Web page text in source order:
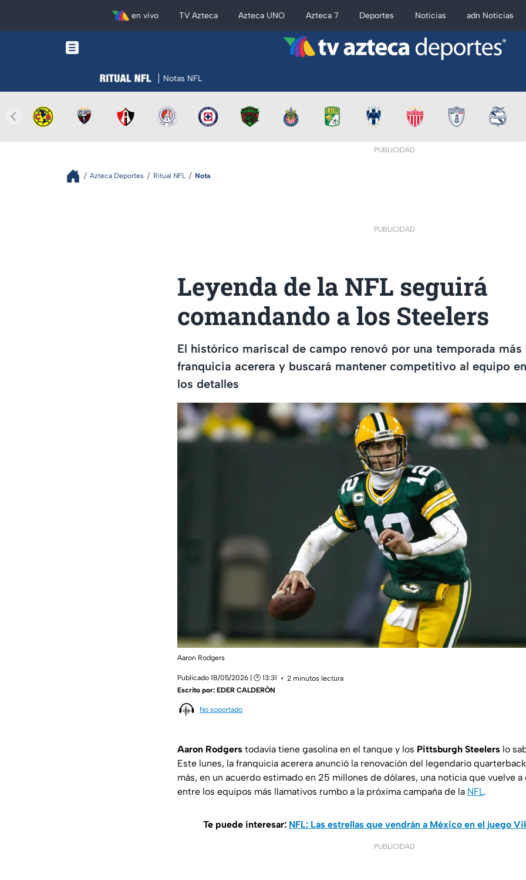
en vivo TV Azteca Azteca UNO Azteca 7 Deportes Noticias adn Noticias
Notas NFL
PUBLICIDAD
Azteca Deportes Ritual NFL Nota
PUBLICIDAD
Leyenda de la NFL seguirá
comandando a los Steelers
El histórico mariscal de campo renovó por una temporada más
franquicia acerera y buscará mantener competitivo al equipo
los detalles
Aaron Rodgers
Publicado 18/05/2026 | 🕑 13:31
2 minutos lectura
Escrito por: EDER CALDERÓN
No soportado
Aaron Rodgers todavía tiene gasolina en el tanque y los Pittsburgh Steelers lo
Este lunes, la franquicia acerera anunció la renovación del legendario
más, en un acuerdo estimado en 25 millones de dólares, una noticia que vuelve a
entre los equipos más llamativos rumbo a la próxima campaña de la NFL.
Te puede interesar: NFL: Las estrellas que vendrán a México en el juego
PUBLICIDAD